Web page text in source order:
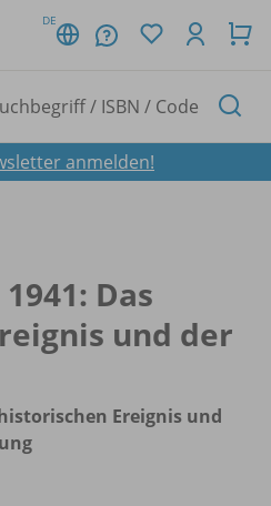
DE
anmelden!
Das
und der
Ereignis und